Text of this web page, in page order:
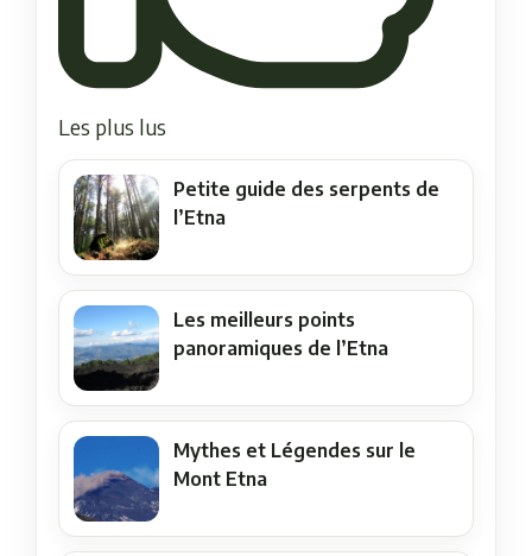
Les plus lus
Petite guide des serpents de
l’Etna
Les meilleurs points
panoramiques de l’Etna
Mythes et Légendes sur le
Mont Etna